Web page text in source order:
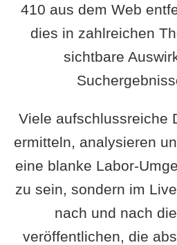
410 aus dem Web
dies in zahlreichen
sichtbare
Viele aufschlussreiche
ermitteln, analysieren
eine blanke Labor-
zu sein, sondern im
nach und nach
veröffentlichen, die